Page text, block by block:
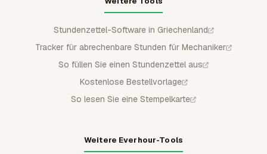
Stundenzettel-Software in Griechenland
Tracker für abrechenbare Stunden für Mechaniker
So füllen Sie einen Stundenzettel aus
Kostenlose Bestellvorlage
So lesen Sie eine Stempelkarte
Weitere Everhour-Tools